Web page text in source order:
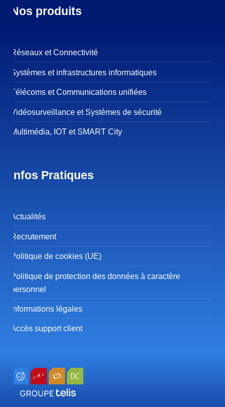
Nos produits
Réseaux et Connectivité
Systèmes et infrastructures informatiques
Télécoms et Communications unifiées
Vidéosurveillance et Systèmes de sécurité
Multimédia, IOT et SMART City
Infos Pratiques
Actualités
Recrutement
Politique de cookies (UE)
Politique de protection des données à caractère
personnel
Informations légales
Accès support client